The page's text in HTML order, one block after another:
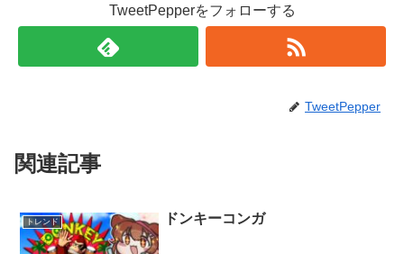
TweetPepperをフォローする
TweetPepper
関連記事
トレンド ドンキーコンガ